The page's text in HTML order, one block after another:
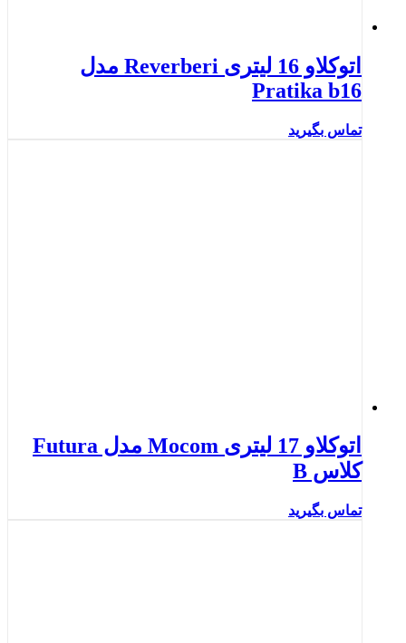
اتوکلاو 16 لیتری Reverberi مدل
Pratika b16
تماس بگیرید
اتوکلاو 17 ليترى Mocom مدل Futura
کلاس B
تماس بگیرید